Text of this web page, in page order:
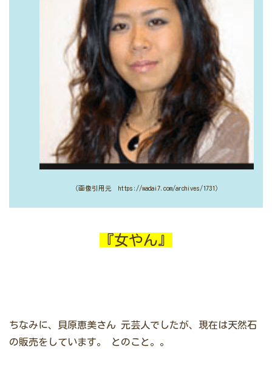
（画像引用元 https://wadai7.com/archives/1731）
『女やん』
ちなみに、貝原恵美さん 元芸人でしたが、現在は天然石
の販売をしています。
とのこと。。